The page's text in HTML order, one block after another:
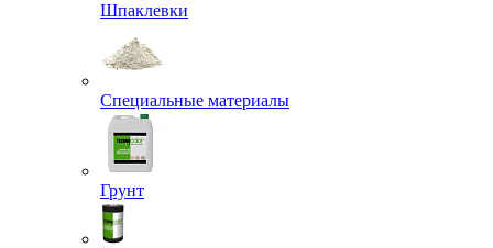
Шпаклевки
Специальные материалы
Грунт